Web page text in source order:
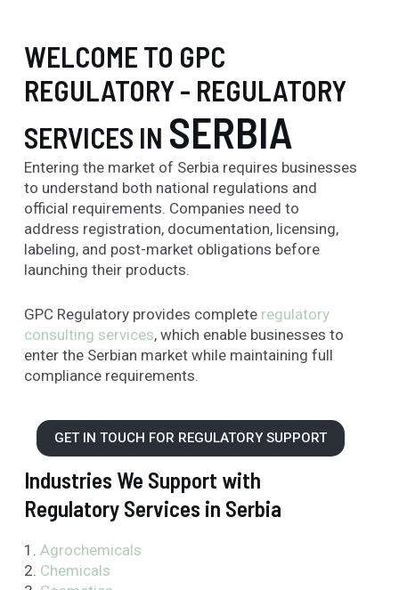
WELCOME TO GPC
REGULATORY - REGULATORY
SERVICES IN SERBIA
Entering the market of Serbia requires businesses
to understand both national regulations and
official requirements. Companies need to
address registration, documentation, licensing,
labeling, and post-market obligations before
launching their products.
GPC Regulatory provides complete regulatory
consulting services, which enable businesses to
enter the Serbian market while maintaining full
compliance requirements.
GET IN TOUCH FOR REGULATORY SUPPORT
Industries We Support with
Regulatory Services in Serbia
1. Agrochemicals
2. Chemicals